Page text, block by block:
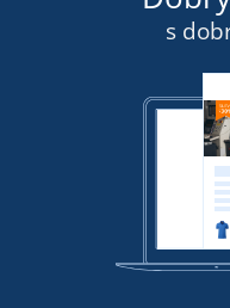
s